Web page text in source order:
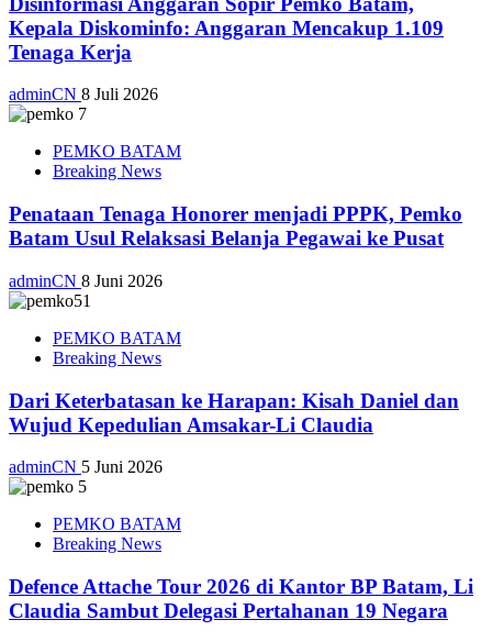
Kepala Diskominfo: Anggaran Mencakup 1.109
Tenaga Kerja
adminCN 8 Juli 2026
PEMKO BATAM
Breaking News
Penataan Tenaga Honorer menjadi PPPK, Pemko
Batam Usul Relaksasi Belanja Pegawai ke Pusat
adminCN 8 Juni 2026
PEMKO BATAM
Breaking News
Dari Keterbatasan ke Harapan: Kisah Daniel dan
Wujud Kepedulian Amsakar-Li Claudia
adminCN 5 Juni 2026
PEMKO BATAM
Breaking News
Defence Attache Tour 2026 di Kantor BP Batam, Li
Claudia Sambut Delegasi Pertahanan 19 Negara